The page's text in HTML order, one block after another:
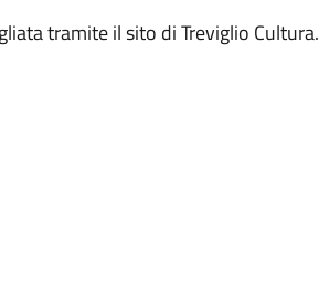
tramite il sito di Treviglio Cultura.